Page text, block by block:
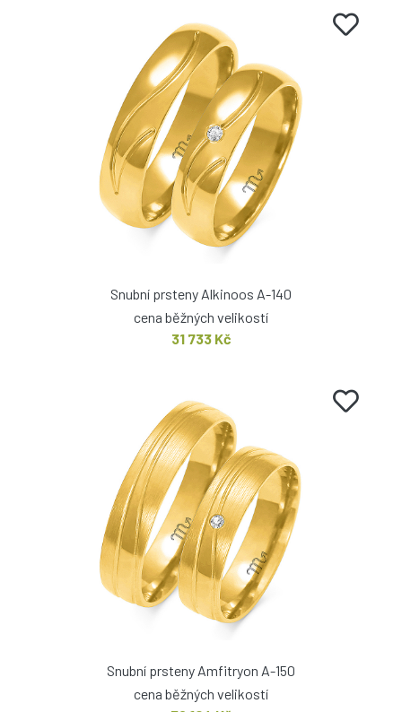
Snubní prsteny Alkinoos A-140
cena běžných velikostí
31 733 Kč
Snubní prsteny Amfitryon A-150
cena běžných velikostí